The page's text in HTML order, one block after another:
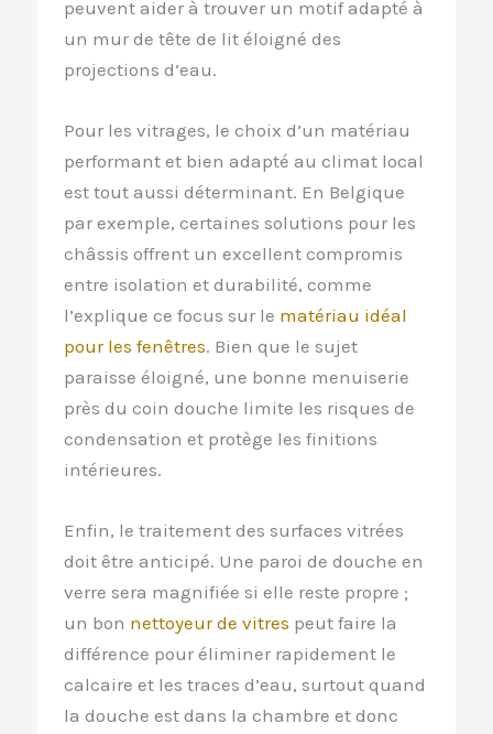
peuvent aider à trouver un motif adapté à
un mur de tête de lit éloigné des
projections d’eau.
Pour les vitrages, le choix d’un matériau
performant et bien adapté au climat local
est tout aussi déterminant. En Belgique
par exemple, certaines solutions pour les
châssis offrent un excellent compromis
entre isolation et durabilité, comme
l’explique ce focus sur le matériau idéal
pour les fenêtres. Bien que le sujet
paraisse éloigné, une bonne menuiserie
près du coin douche limite les risques de
condensation et protège les finitions
intérieures.
Enfin, le traitement des surfaces vitrées
doit être anticipé. Une paroi de douche en
verre sera magnifiée si elle reste propre ;
un bon nettoyeur de vitres peut faire la
différence pour éliminer rapidement le
calcaire et les traces d’eau, surtout quand
la douche est dans la chambre et donc